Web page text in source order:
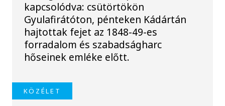
kapcsolódva: csütörtökön
Gyulafirátóton, pénteken Kádártán
hajtottak fejet az 1848-49-es
forradalom és szabadságharc
hőseinek emléke előtt.
KÖZÉLET